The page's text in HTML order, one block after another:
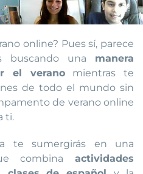
online? Pues sí, parece
buscando una manera
el veranomientras te
de todo el mundo sin
de verano online
ti.
te sumergirás en una
combina actividades